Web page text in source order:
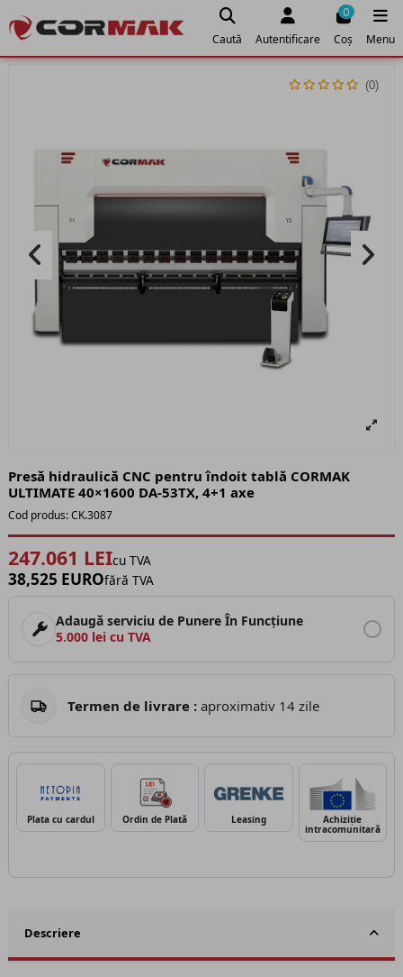
Caută Autentificare
0
Coș Menu
Presă hidraulică CNC pentru îndoit tablă CORMAK
ULTIMATE 40×1600 DA-53TX, 4+1 axe
(0)
Cod produs:CK.3087
247.061 LEIcu TVA
38,525 EUROfără TVA
Adaugă serviciu de Punere În Funcțiune
5.000 lei cu TVA
Termen de livrare : aproximativ 14 zile
Plata cu cardul Ordin de Plată Leasing Achiziție
intracomunitară
Descriere